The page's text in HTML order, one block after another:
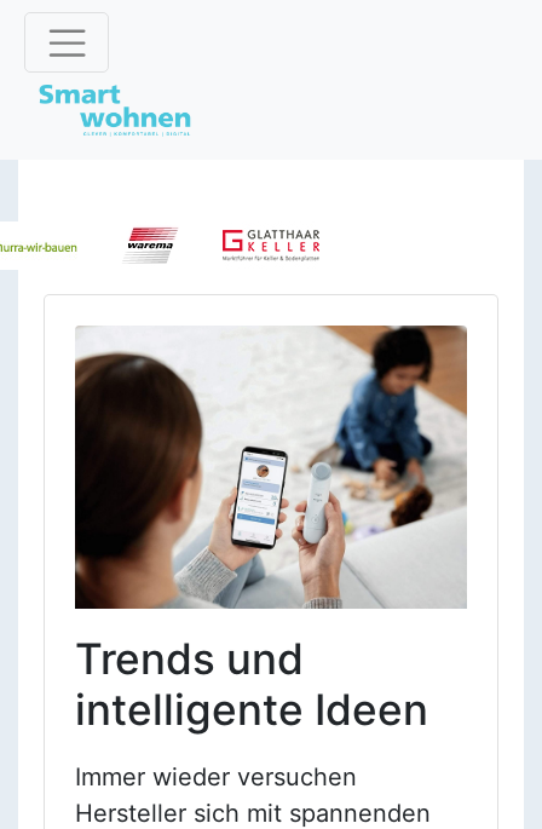
Trends und
intelligente Ideen
Immer wieder versuchen
Hersteller sich mit spannenden